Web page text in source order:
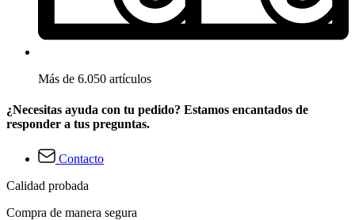
Más de 6.050 artículos
¿Necesitas ayuda con tu pedido? Estamos encantados de
responder a tus preguntas.
Contacto
Calidad probada
Compra de manera segura